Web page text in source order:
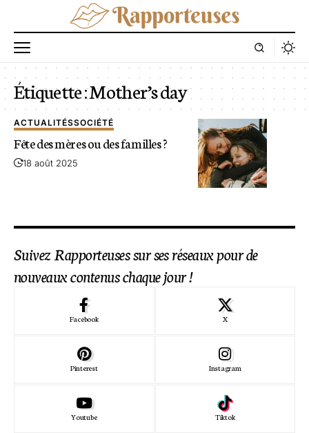
Étiquette :Mother’s day
ACTUALITÉSSOCIÉTÉ
Fête des mères ou des familles ?
18 août 2025
Suivez Rapporteuses sur ses réseaux pour de
nouveaux contenus chaque jour !
Facebook X
Pinterest Instagram
Youtube Tiktok